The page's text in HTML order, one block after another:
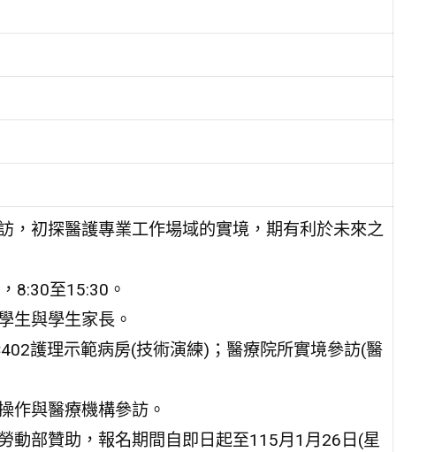
，初探醫護專業工作場域的實境，期有利於未來之
8:30至15:30。
生與學生家長。
護理示範病房(技術演練)；醫療院所實境參訪(醫
作與醫療機構參訪。
動部贊助，報名期間自即日起至115月1月26日(星